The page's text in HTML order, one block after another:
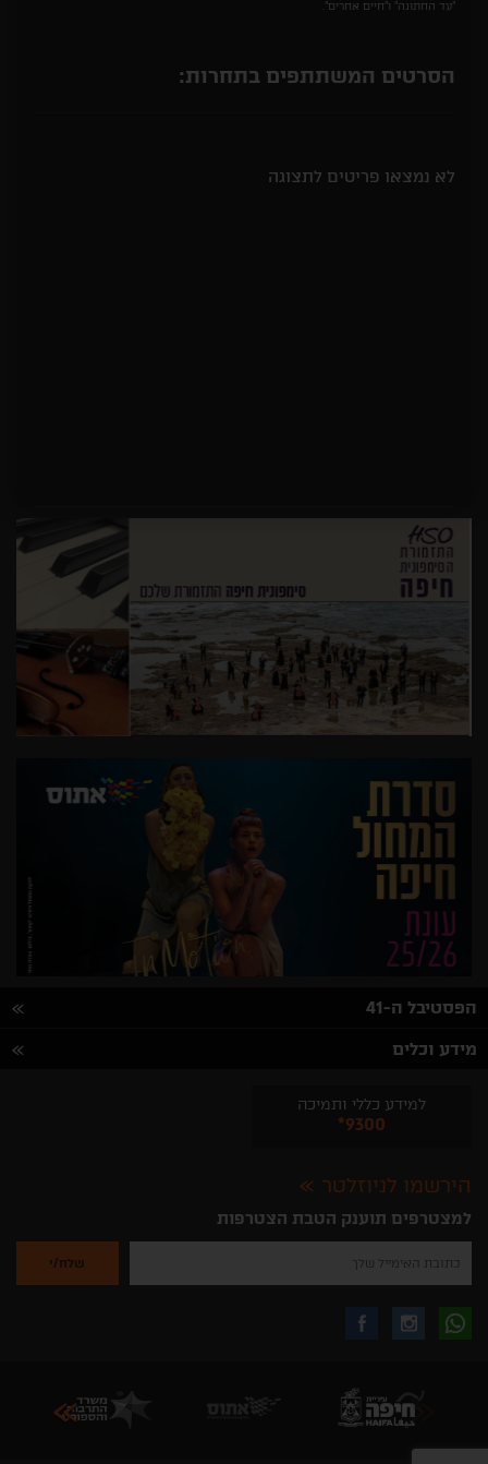
"עד החתונה" ו"חיים אחרים".
הסרטים המשתתפים בתחרות:
לא נמצאו פריטים לתצוגה
הפסטיבל ה-41
מידע וכלים
למידע כללי ותמיכה
*9300
הירשמו לניוזלטר
למצטרפים תוענק הטבת הצטרפות
להזין
שלך
להרשמה
לקבלת
באינסטגרם
עקבו
בפייסבוק